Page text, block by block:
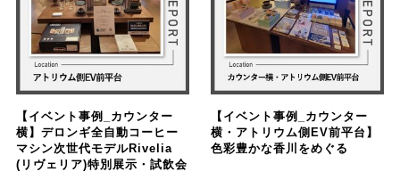
【イベント事例_カウンター
横】デロンギ全自動コーヒー
マシン次世代モデルRivelia
(リヴェリア)特別展示・試飲会
【イベント事例_カウンター
横・アトリウム側EV前平台】
色彩豊かな香川をめぐる